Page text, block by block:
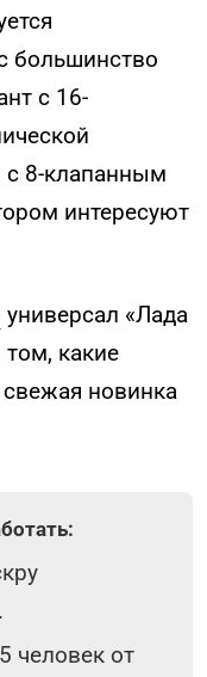
большинство
с 16-
с 8-клапанным
интересуют
универсал «Лада
том, какие
новинка
человек от